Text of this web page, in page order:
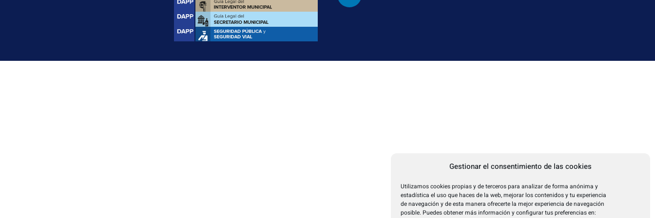
Gestionar el consentimiento de las cookies
Utilizamos cookies propias y de terceros para analizar de forma anónima y
estadística el uso que haces de la web, mejorar los contenidos y tu experiencia
de navegación y de esta manera ofrecerte la mejor experiencia de navegación
posible. Puedes obtener más información y configurar tus preferencias en: